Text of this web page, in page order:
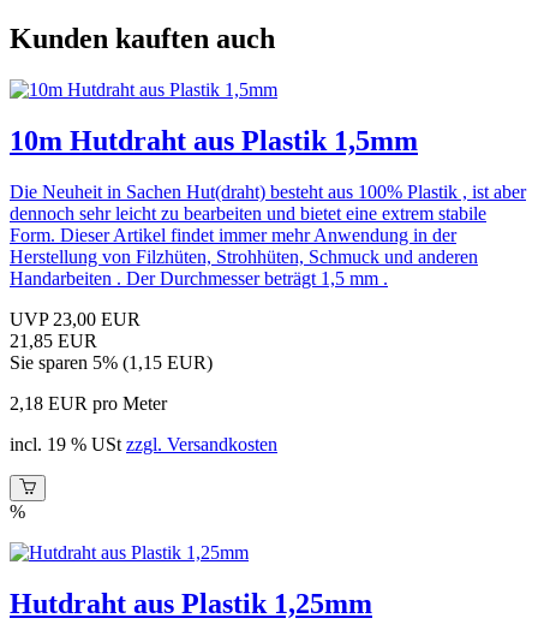
Kunden kauften auch
10m Hutdraht aus Plastik 1,5mm
Die Neuheit in Sachen Hut(draht) besteht aus 100% Plastik , ist aber
dennoch sehr leicht zu bearbeiten und bietet eine extrem stabile
Form. Dieser Artikel findet immer mehr Anwendung in der
Herstellung von Filzhüten, Strohhüten, Schmuck und anderen
Handarbeiten . Der Durchmesser beträgt 1,5 mm .
UVP 23,00 EUR
21,85 EUR
Sie sparen 5% (1,15 EUR)
2,18 EUR pro Meter
incl. 19 % USt zzgl. Versandkosten
%
Hutdraht aus Plastik 1,25mm